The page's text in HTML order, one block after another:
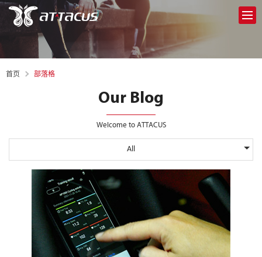
首页 部落格
Our Blog
Welcome to ATTACUS
All